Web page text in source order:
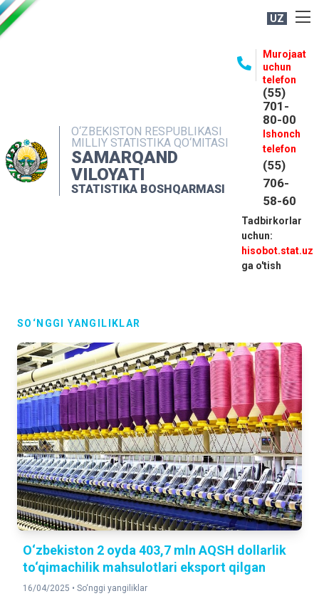
UZ
O‘ZBEKISTON RESPUBLIKASI
MILLIY STATISTIKA QO‘MITASI
SAMARQAND
VILOYATI
STATISTIKA BOSHQARMASI
Murojaat
uchun
telefon
(55)
701-
80-00
Ishonch
telefon
(55)
706-
58-60
Tadbirkorlar
uchun:
hisobot.stat.uz
ga o'tish
MATBUOT XIZMATI
MUROJAATLAR
KONTAKTLAR
SO‘NGGI YANGILIKLAR
O‘zbekiston 2 oyda 403,7 mln AQSH dollarlik
to‘qimachilik mahsulotlari eksport qilgan
16/04/2025 • So‘nggi yangiliklar